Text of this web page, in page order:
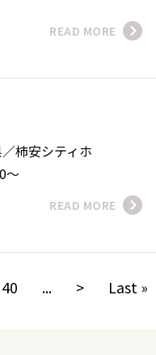
READ MORE
柿安シティホ
～
READ MORE
40 ... > Last »